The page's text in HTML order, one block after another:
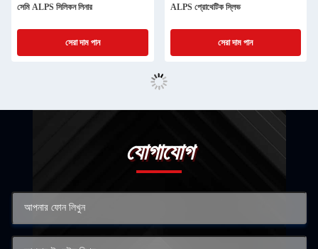
সেমি ALPS সিলিকন লিনার
সেরা দাম পান
ALPS প্রোথেটিক স্লিভ
সেরা দাম পান
যোগাযোগ